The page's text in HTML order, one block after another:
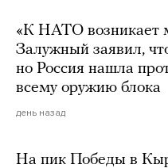
«К НАТО возникает
Залужный заявил,
но Россия нашла
всему оружию блока
день назад
На пик Победы в